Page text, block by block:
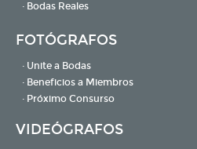
· Bodas Reales
FOTÓGRAFOS
· Unite a Bodas
· Beneficios a Miembros
· Próximo Consurso
VIDEÓGRAFOS